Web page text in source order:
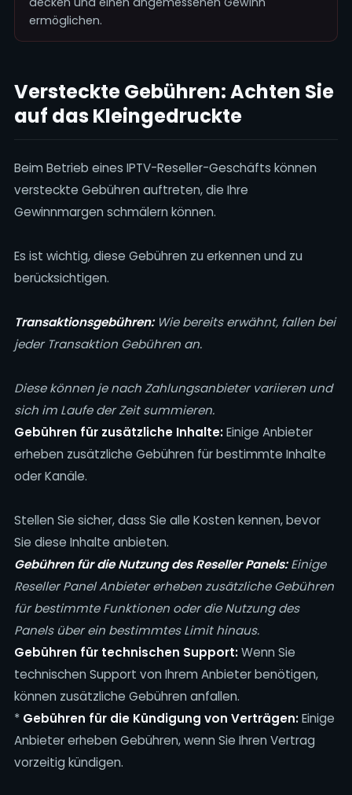
ermöglichen.
Versteckte Gebühren: Achten Sie
auf das Kleingedruckte
Beim Betrieb eines IPTV-Reseller-Geschäfts können
versteckte Gebühren auftreten, die Ihre
Gewinnmargen schmälern können.
Es ist wichtig, diese Gebühren zu erkennen und zu
berücksichtigen.
Transaktionsgebühren:Wie bereits erwähnt, fallen bei
jeder Transaktion Gebühren an.
Diese können je nach Zahlungsanbieter variieren und
sich im Laufe der Zeit summieren.
Gebühren für zusätzliche Inhalte:Einige Anbieter
erheben zusätzliche Gebühren für bestimmte Inhalte
oder Kanäle.
Stellen Sie sicher, dass Sie alle Kosten kennen, bevor
Sie diese Inhalte anbieten.
Gebühren für die Nutzung des Reseller Panels:Einige
Reseller Panel Anbieter erheben zusätzliche Gebühren
für bestimmte Funktionen oder die Nutzung des
Panels über ein bestimmtes Limit hinaus.
Gebühren für technischen Support:Wenn Sie
technischen Support von Ihrem Anbieter benötigen,
können zusätzliche Gebühren anfallen.
* Gebühren für die Kündigung von Verträgen:Einige
Anbieter erheben Gebühren, wenn Sie Ihren Vertrag
vorzeitig kündigen.